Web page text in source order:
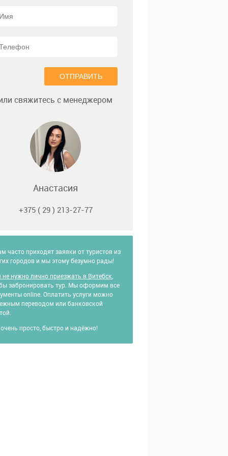
ОТПРАВИТЬ
свяжитесь с менеджером
Анастасия
+375 ( 29 ) 213-27-77
часто приходят заявки от туристов из
городов и мы этому безумно рады!
не нужно лично приезжать в Витебск
забронировать тур. Мы оформим все
online. Оплатить услуги можно
переводом или банковской
просто, быстро и надёжно!